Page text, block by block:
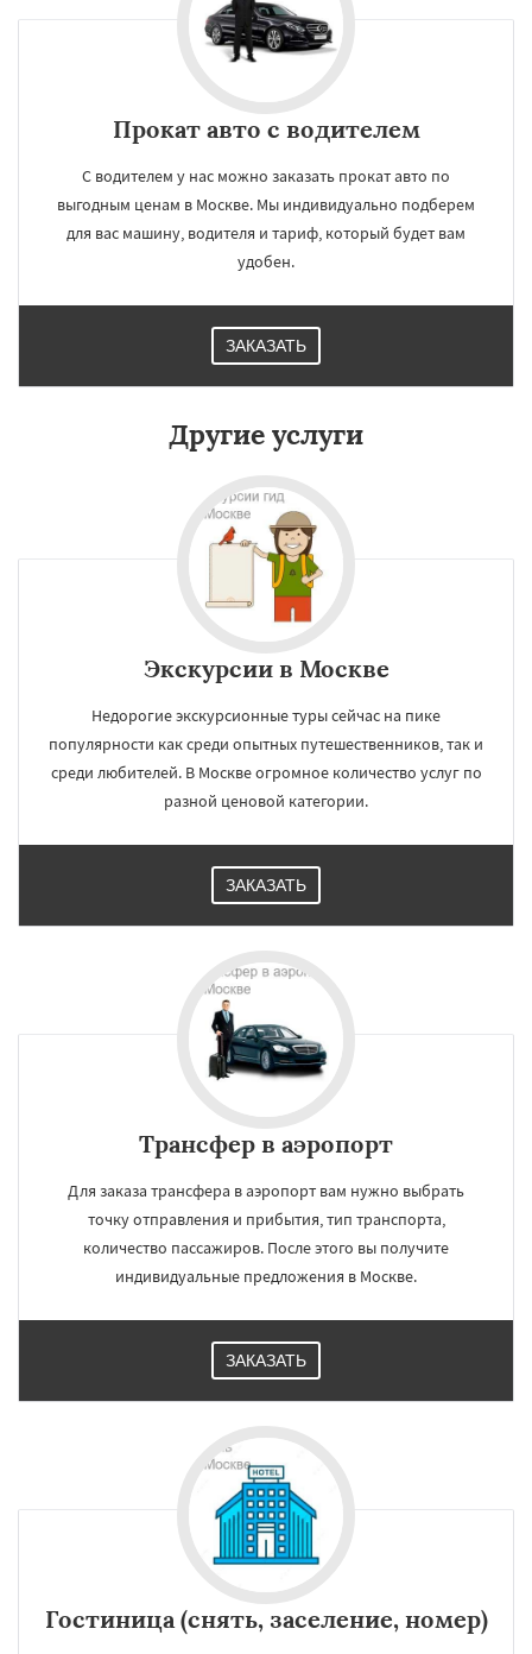
регионам
×
Белоозерск Бронницы
Воскресенск
Дедовск
Долгопрудный
Дубна
Егорьевск
Звенигород
Королев Котельники
Краснозаводск Краснознаменск
Кубинка Куровское Ликино-Дулево
Лосино-Петровский
Лыткарино Люберцы Можайск
Прокат авто с водителем
С водителем у нас можно заказать прокат авто по
выгодным ценам в Москве. Мы индивидуально подберем
для вас машину, водителя и тариф, который будет вам
удобен.
ЗАКАЗАТЬ
Другие услуги
Экскурсии в Москве
Недорогие экскурсионные туры сейчас на пике
популярности как среди опытных путешественников, так и
среди любителей. В Москве огромное количество услуг по
разной ценовой категории.
ЗАКАЗАТЬ
Трансфер в аэропорт
Для заказа трансфера в аэропорт вам нужно выбрать
точку отправления и прибытия, тип транспорта,
количество пассажиров. После этого вы получите
индивидуальные предложения в Москве.
ЗАКАЗАТЬ
Гостиница (снять, заселение, номер)
×
Даю согласие на обработку персональных данных